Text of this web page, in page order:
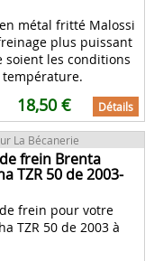
métal fritté Malossi
plus puissant
soient les conditions
18,50 € Détails
La Bécanerie
frein Brenta
TZR 50 de 2003-
frein pour votre
TZR 50 de 2003 à